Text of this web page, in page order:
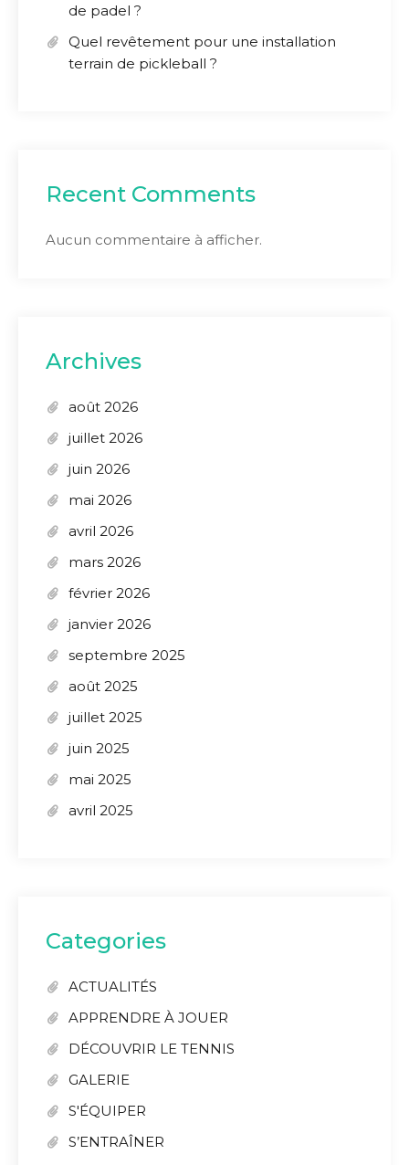
de padel ?
Quel revêtement pour une installation
terrain de pickleball ?
Recent Comments
Aucun commentaire à afficher.
Archives
août 2026
juillet 2026
juin 2026
mai 2026
avril 2026
mars 2026
février 2026
janvier 2026
septembre 2025
août 2025
juillet 2025
juin 2025
mai 2025
avril 2025
Categories
ACTUALITÉS
APPRENDRE À JOUER
DÉCOUVRIR LE TENNIS
GALERIE
S'ÉQUIPER
S’ENTRAÎNER